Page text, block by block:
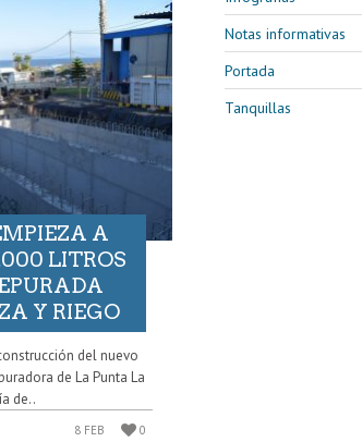
A
LITROS
Y RIEGO
del nuevo
de La Punta La
de..
8 FEB 0
Notas informativas
Portada
Tanquillas